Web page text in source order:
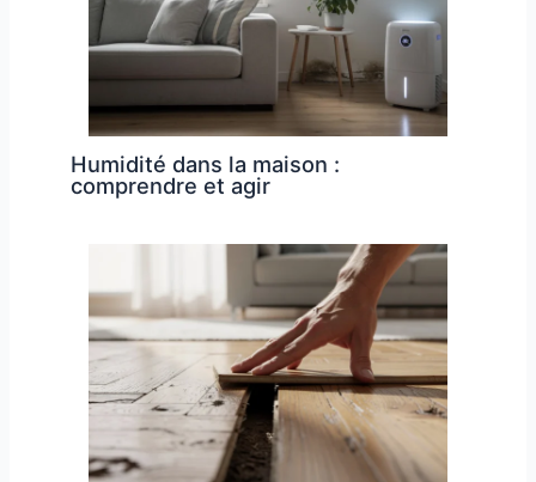
Humidité dans la maison :
comprendre et agir